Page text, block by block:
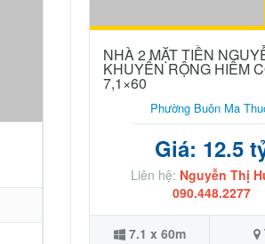
NHÀ 2 MẶT TIỀN
KHUYẾN RỘNG HIẾM
7,1×60
Phường Buôn Ma
Giá: 12.5
Liên hệ: Nguyễn Thị
090.448.2277
7.1 x 60m